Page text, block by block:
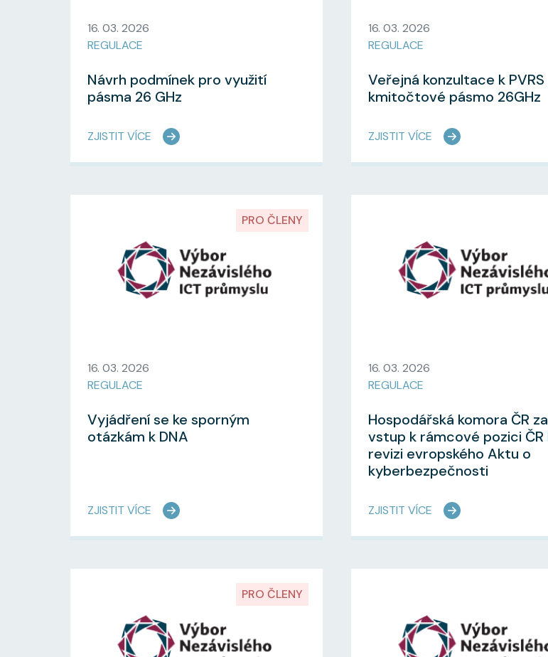
16. 03. 2026
REGULACE
Návrh podmínek pro využití
pásma 26 GHz
ZJISTIT VÍCE
16. 03. 2026
REGULACE
Veřejná konzultace k
kmitočtové pásmo 26GHz
ZJISTIT VÍCE
PRO ČLENY
16. 03. 2026
REGULACE
Vyjádření se ke sporným
otázkám k DNA
ZJISTIT VÍCE
16. 03. 2026
REGULACE
Hospodářská komora ČR
vstup k rámcové pozici ČR
revizi evropského Aktu o
kyberbezpečnosti
ZJISTIT VÍCE
PRO ČLENY